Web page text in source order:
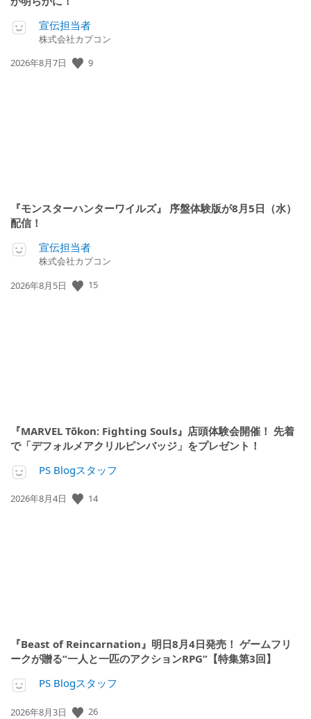
宣伝担当者
株式会社カプコン
公
2026年8月7日 9
『モンスターハンターワイルズ』 序盤体験版が8月5日（水）
配信！
宣伝担当者
株式会社カプコン
公
2026年8月5日 15
『MARVEL Tōkon: Fighting Souls』店頭体験会開催！ 先着
で「デフォルメアクリルピンバッジ」をプレゼント！
PS Blogスタッフ
公
2026年8月4日 14
『Beast of Reincarnation』明日8月4日発売！ ゲームフリ
ークが贈る“一人と一匹のアクションRPG”【特集第3回】
PS Blogスタッフ
公
2026年8月3日 26